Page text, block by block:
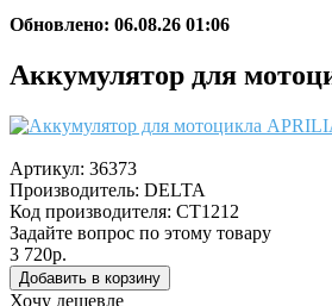
Обновлено: 06.08.26 01:06
Аккумулятор для
Артикул: 36373
Производитель: DELTA
Код производителя: CT1212
Задайте вопрос по этому товару
3 720р.
Хочу дешевле